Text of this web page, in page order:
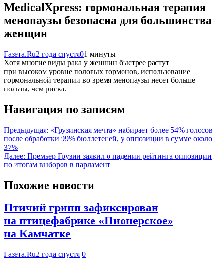
MedicalXpress: гормональная терапия
менопаузы безопасна для большинства
женщин
Газета.Ru2 года спустя01 минуты
Хотя многие виды рака у женщин быстрее растут
при высоком уровне половых гормонов, использование
гормональной терапии во время менопаузы несет больше
пользы, чем риска.
Навигация по записям
Предыдущая: «Грузинская мечта» набирает более 54% голосов
после обработки 99% бюллетеней, у оппозиции в сумме около
37%
Далее: Премьер Грузии заявил о падении рейтинга оппозиции
по итогам выборов в парламент
Похожие новости
Птичий грипп зафиксирован
на птицефабрике «Пионерское»
на Камчатке
Газета.Ru2 года спустя 0